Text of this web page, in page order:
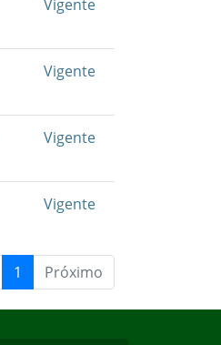
Vigente
Vigente
Vigente
Vigente
1
Próximo